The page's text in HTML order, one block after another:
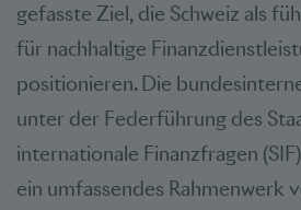
gefasste Ziel, die Schweiz als
für nachhaltige
positionieren. Die
unter der Federführung des
internationale Finanzfragen
ein umfassendes Rahmenwerk